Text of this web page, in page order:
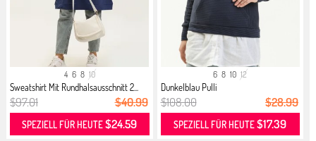
4 6 8 10
Sweatshirt Mit Rundhalsausschnitt 2...
$97.01 $40.99
SPEZIELL FÜR HEUTE$24.59
6 8 10 12
Dunkelblau Pulli
$108.00 $28.99
SPEZIELL FÜR HEUTE$17.39